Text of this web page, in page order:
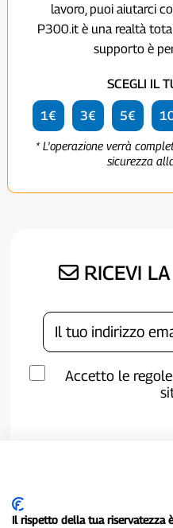
lavoro, puoi aiutarci
P300.it è una realtà
supporto è
SCEGLI IL
1€ 3€ 5€
* L'operazione verrà
sicurezza
RICEVI
Accetto le
Il rispetto della tua riservatezza